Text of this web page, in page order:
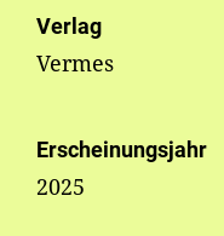
Verlag
Vermes
Erscheinungsjahr
2025